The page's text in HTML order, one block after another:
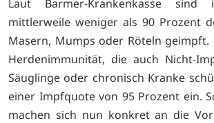
Laut Barmer-Krankenkasse sind
mittlerweile weniger als 90 Prozent
Masern, Mumps oder Röteln geimpft.
Herdenimmunität, die auch Nicht-
Säuglinge oder chronisch Kranke
einer Impfquote von 95 Prozent ein.
machen sich nun konkret an die